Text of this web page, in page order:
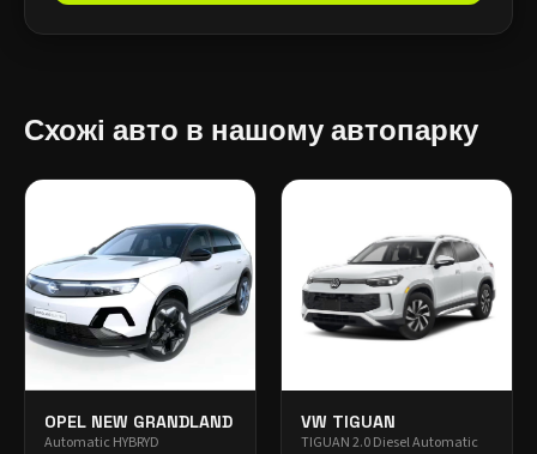
Схожі авто в нашому автопарку
OPEL NEW GRANDLAND
Automatic HYBRYD
VW TIGUAN
TIGUAN 2.0 Diesel Automatic